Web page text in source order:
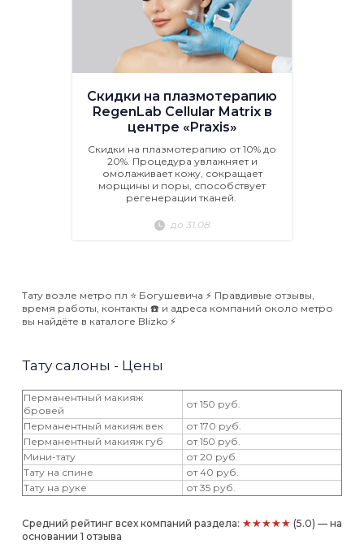
Скидки на плазмотерапию
RegenLab Cellular Matrix в
центре «Praxis»
Скидки на плазмотерапию от 10% до
20%. Процедура увлажняет и
омолаживает кожу, сокращает
морщины и поры, способствует
регенерации тканей.
до 31.08
Тату возле метро пл ⭐️ Богушевича ⚡️ Правдивые отзывы,
время работы, контакты ☎️ и адреса компаний около метро
вы найдёте в каталоге Blizko ⚡️
Тату салоны - Цены
Перманентный макияж
бровей
от 150 руб.
Перманентный макияж век
от 170 руб.
Перманентный макияж губ
от 150 руб.
Мини-тату
от 20 руб.
Тату на спине
от 40 руб.
Тату на руке
от 35 руб.
Средний рейтинг всех компаний раздела: ★★★★★ (5.0) — на
основании 1 отзыва